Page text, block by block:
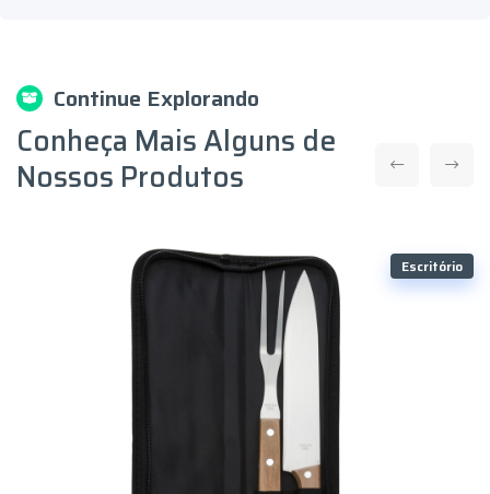
Continue Explorando
Conheça Mais Alguns de
Nossos Produtos
Escritório